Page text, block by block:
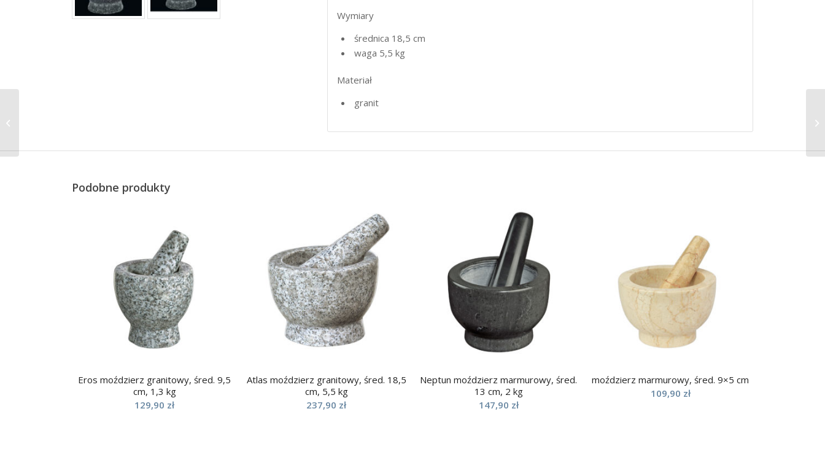
Wymiary
średnica 18,5 cm
waga 5,5 kg
Materiał
granit
Podobne produkty
Eros moździerz granitowy, śred. 9,5
cm, 1,3 kg
129,90 zł
Atlas moździerz granitowy, śred. 18,5
cm, 5,5 kg
237,90 zł
Neptun moździerz marmurowy, śred.
13 cm, 2 kg
147,90 zł
moździerz marmurowy, śred. 9×5 cm
109,90 zł